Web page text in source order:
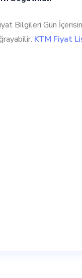
Bilgileri Gün
KTM Fiyat